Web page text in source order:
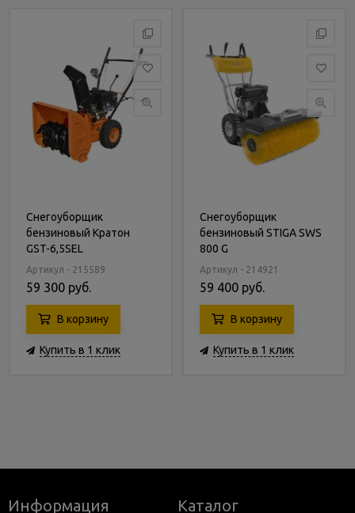
Снегоуборщик
бензиновый Кратон
GST-6,5SEL
Артикул - 215589
59 300 руб.
В корзину
Купить в 1 клик
Снегоуборщик
бензиновый STIGA SWS
800 G
Артикул - 214921
59 400 руб.
В корзину
Купить в 1 клик
Информация Каталог